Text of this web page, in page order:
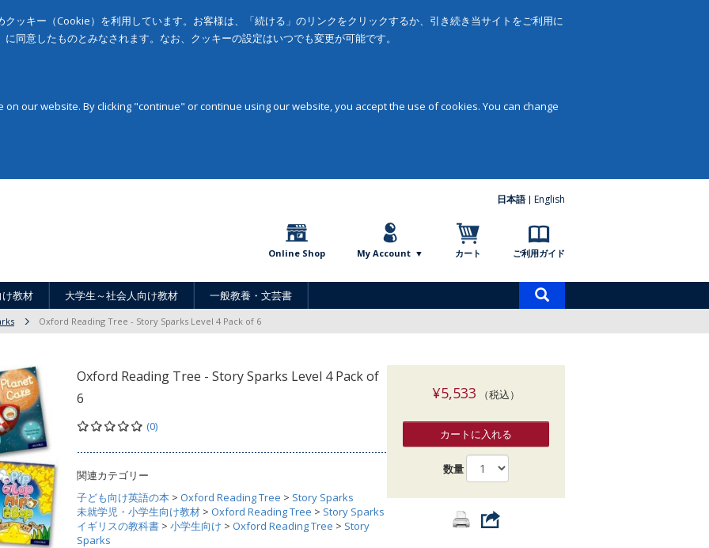
ッキー（Cookie）を利用しています。お客様は、「続ける」のリンクをクリックするか、引き続き当サイトをご利用に
同意したものとみなされます。なお、クッキーの設定はいつでも変更が可能です。
our website. By clicking "continue" or continue using our website, you accept the use of cookies. You can change
日本語 English
Online Shop My Account カート ご利用ガイド
教材 大学生～社会人向け教材 一般教養・文芸書
索
Oxford Reading Tree - Story Sparks Level 4 Pack of 6
Oxford Reading Tree - Story Sparks Level 4 Pack of
6
(0)
関連カテゴリー
子ども向け英語の本 > Oxford Reading Tree > Story Sparks
未就学児・小学生向け教材 > Oxford Reading Tree > Story Sparks
イギリスの教科書 > 小学生向け > Oxford Reading Tree > Story
Sparks
¥5,533 （税込）
カートに入れる
数量